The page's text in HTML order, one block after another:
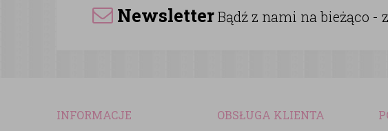
NewsletterBądź z nami na bieżąco -
INFORMACJE OBSŁUGA KLIENTA